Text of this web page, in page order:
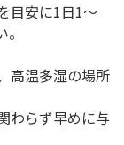
目安に1日1～
高温多湿の場所
わらず早めに与